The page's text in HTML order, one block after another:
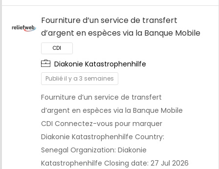
CDI
Fourniture d’un service de transfert
d’argent en espèces via la Banque Mobile
Diakonie Katastrophenhilfe
Publié il y a 3 semaines
Fourniture d’un service de transfert
d’argent en espèces via la Banque Mobile
CDI Connectez-vous pour marquer
Diakonie Katastrophenhilfe Country:
Senegal Organization: Diakonie
Katastrophenhilfe Closing date: 27 Jul 2026